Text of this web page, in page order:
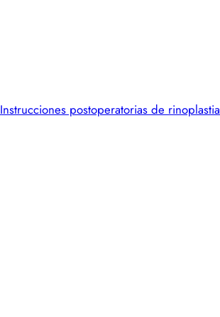
Instrucciones postoperatorias de rinoplastia